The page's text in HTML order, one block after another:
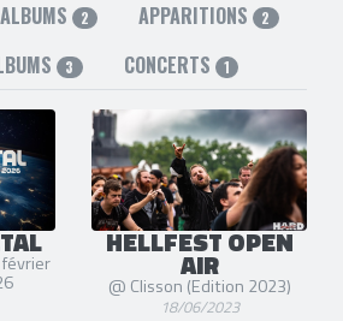
ALBUMS 2 APPARITIONS 2
3 CONCERTS 1
HELLFEST OPEN
AIR
@ Clisson (Edition 2023)
18/06/2023